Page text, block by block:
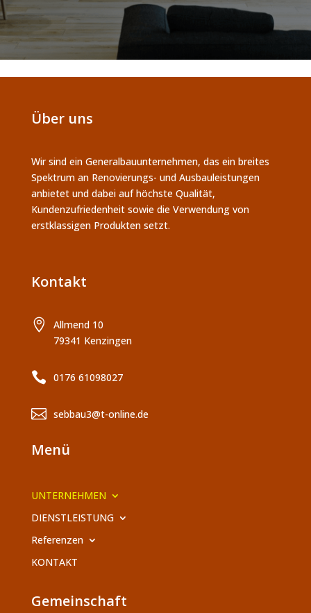
Über uns
Wir sind ein Generalbauunternehmen, das ein breites
Spektrum an Renovierungs- und Ausbauleistungen
anbietet und dabei auf höchste Qualität,
Kundenzufriedenheit sowie die Verwendung von
erstklassigen Produkten setzt.
Kontakt

Allmend 10
79341 Kenzingen
 0176 61098027
 sebbau3@t-online.de
Menü
UNTERNEHMEN
DIENSTLEISTUNG
Referenzen
KONTAKT
Gemeinschaft